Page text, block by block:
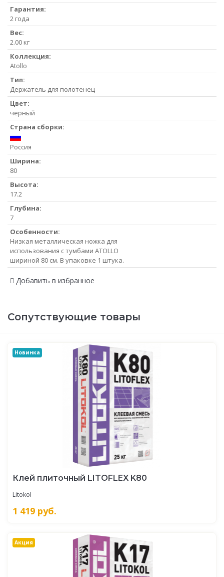
Гарантия:
2 года
Вес:
2.00 кг
Коллекция:
Atollo
Тип:
Держатель для полотенец
Цвет:
черный
Страна сборки:
Россия
Ширина:
80
Высота:
17.2
Глубина:
7
Особенности:
Низкая металлическая ножка для
использования с тумбами ATOLLO
шириной 80 см. В упаковке 1 штука.
Добавить в избранное
Сопутствующие товары
Новинка
Клей плиточный LITOFLEX K80
Litokol
1 419 руб.
Акция